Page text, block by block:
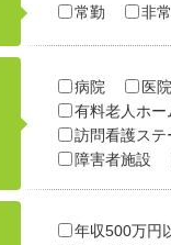
常勤 非
病院 医院
有料老人ホー
訪問看護ステ
障害者施設
年収500万円